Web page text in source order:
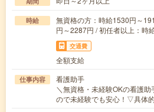
時給
無資格の方：時給1530円～
円～2287円 / 初任者以上：時
交通費
全額支給
仕事内容
看護助手
＼無資格・未経験OKの看護
ので未経験でも安心！▽具体